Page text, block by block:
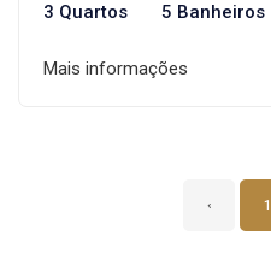
3 Quartos 5 Banheiros
Mais informações
‹ 1